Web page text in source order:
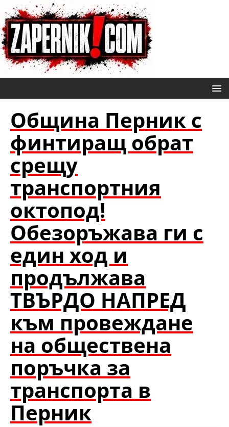
Община Перник с
финтиращ обрат
срещу
транспортния
октопод!
Обезоръжава ги с
един ход и
продължава
ТВЪРДО НАПРЕД
към провеждане
на обществена
поръчка за
транспорта в
Перник